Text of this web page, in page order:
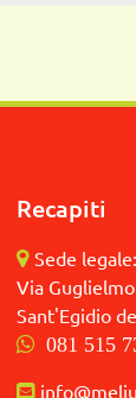
Recapiti
Sede legale:
Via
Sant'Egidio
081 515